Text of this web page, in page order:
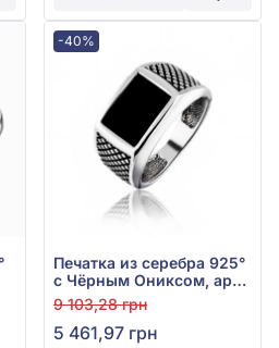
-40%
Печатка из серебра 925°
с Чёрным Ониксом, арт.
1355ч
9 103,28 грн
5 461,97 грн